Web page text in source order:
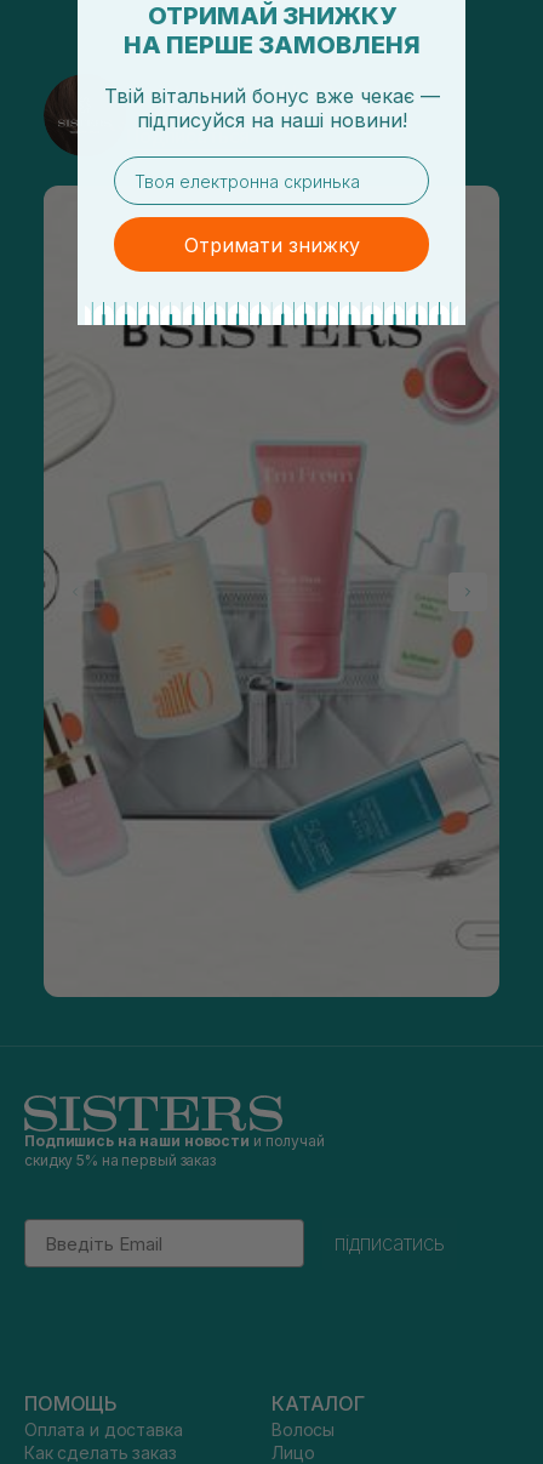
@sisters_stelmakh в Instagram
Подписаться
Подпишись на наши новости и получай
скидку 5% на первый заказ
Email
підписатись
ПОМОЩЬ
Оплата и доставка
Как сделать заказ
КАТАЛОГ
Волосы
Лицо
ОТРИМАЙ ЗНИЖКУ
НА ПЕРШЕ ЗАМОВЛЕНЯ
Твій вітальний бонус вже чекає —
підписуйся на наші новини!
email
Отримати знижку